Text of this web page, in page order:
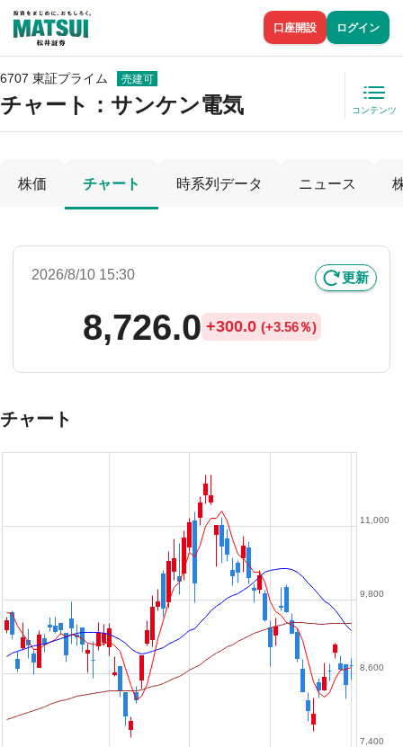
口座開設 ログイン
6707 東証プライム 売建可
チャート： サンケン電気 コンテンツ
株価 チャート 時系列データ ニュース
2026/8/10 15:30 更新
8,726.0 +300.0 (+3.56％)
チャート
7,400
8,600
9,800
11,000